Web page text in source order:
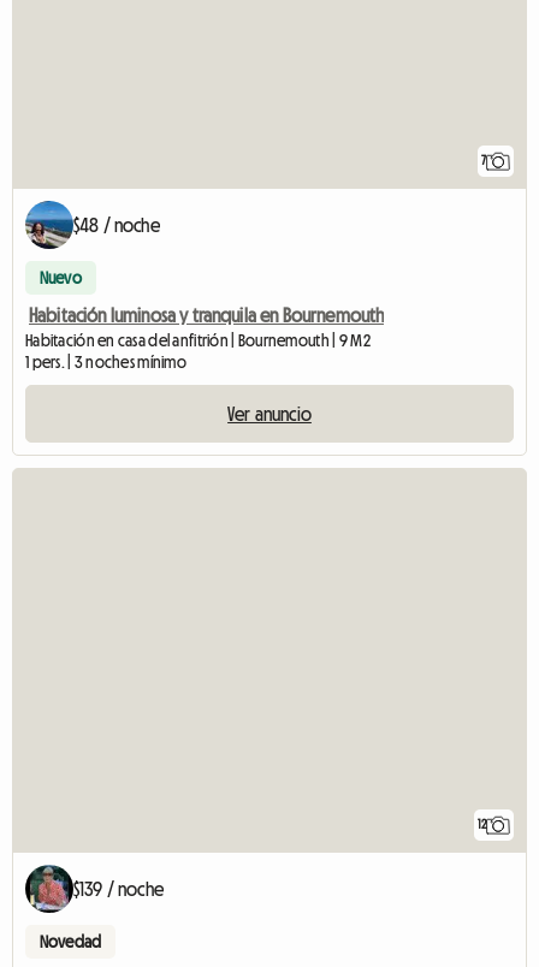
7
$48 / noche
Nuevo
Habitación luminosa y tranquila en Bournemouth
Habitación en casa del anfitrión | Bournemouth | 9 M2
1 pers. | 3 noches mínimo
Ver anuncio
12
$139 / noche
Novedad